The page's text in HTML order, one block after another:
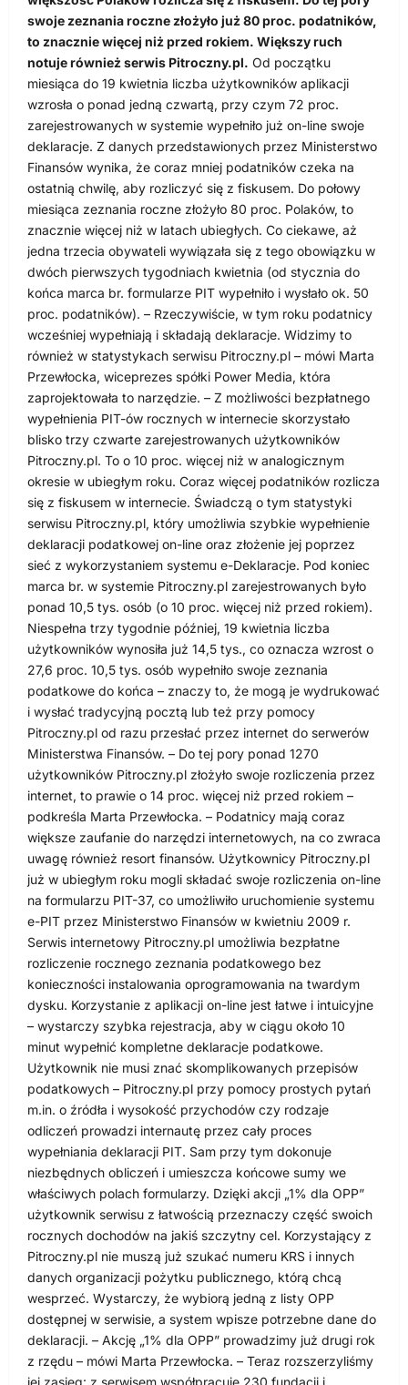
swoje zeznania roczne złożyło już 80 proc. podatników,
to znacznie więcej niż przed rokiem. Większy ruch
notuje również serwis Pitroczny.pl. Od początku
miesiąca do 19 kwietnia liczba użytkowników aplikacji
wzrosła o ponad jedną czwartą, przy czym 72 proc.
zarejestrowanych w systemie wypełniło już on-line swoje
deklaracje. Z danych przedstawionych przez Ministerstwo
Finansów wynika, że coraz mniej podatników czeka na
ostatnią chwilę, aby rozliczyć się z fiskusem. Do połowy
miesiąca zeznania roczne złożyło 80 proc. Polaków, to
znacznie więcej niż w latach ubiegłych. Co ciekawe, aż
jedna trzecia obywateli wywiązała się z tego obowiązku w
dwóch pierwszych tygodniach kwietnia (od stycznia do
końca marca br. formularze PIT wypełniło i wysłało ok. 50
proc. podatników). – Rzeczywiście, w tym roku podatnicy
wcześniej wypełniają i składają deklaracje. Widzimy to
również w statystykach serwisu Pitroczny.pl – mówi Marta
Przewłocka, wiceprezes spółki Power Media, która
zaprojektowała to narzędzie. – Z możliwości bezpłatnego
wypełnienia PIT-ów rocznych w internecie skorzystało
blisko trzy czwarte zarejestrowanych użytkowników
Pitroczny.pl. To o 10 proc. więcej niż w analogicznym
okresie w ubiegłym roku. Coraz więcej podatników rozlicza
się z fiskusem w internecie. Świadczą o tym statystyki
serwisu Pitroczny.pl, który umożliwia szybkie wypełnienie
deklaracji podatkowej on-line oraz złożenie jej poprzez
sieć z wykorzystaniem systemu e-Deklaracje. Pod koniec
marca br. w systemie Pitroczny.pl zarejestrowanych było
ponad 10,5 tys. osób (o 10 proc. więcej niż przed rokiem).
Niespełna trzy tygodnie później, 19 kwietnia liczba
użytkowników wynosiła już 14,5 tys., co oznacza wzrost o
27,6 proc. 10,5 tys. osób wypełniło swoje zeznania
podatkowe do końca – znaczy to, że mogą je wydrukować
i wysłać tradycyjną pocztą lub też przy pomocy
Pitroczny.pl od razu przesłać przez internet do serwerów
Ministerstwa Finansów. – Do tej pory ponad 1270
użytkowników Pitroczny.pl złożyło swoje rozliczenia przez
internet, to prawie o 14 proc. więcej niż przed rokiem –
podkreśla Marta Przewłocka. – Podatnicy mają coraz
większe zaufanie do narzędzi internetowych, na co zwraca
uwagę również resort finansów. Użytkownicy Pitroczny.pl
już w ubiegłym roku mogli składać swoje rozliczenia on-line
na formularzu PIT-37, co umożliwiło uruchomienie systemu
e-PIT przez Ministerstwo Finansów w kwietniu 2009 r.
Serwis internetowy Pitroczny.pl umożliwia bezpłatne
rozliczenie rocznego zeznania podatkowego bez
konieczności instalowania oprogramowania na twardym
dysku. Korzystanie z aplikacji on-line jest łatwe i intuicyjne
– wystarczy szybka rejestracja, aby w ciągu około 10
minut wypełnić kompletne deklaracje podatkowe.
Użytkownik nie musi znać skomplikowanych przepisów
podatkowych – Pitroczny.pl przy pomocy prostych pytań
m.in. o źródła i wysokość przychodów czy rodzaje
odliczeń prowadzi internautę przez cały proces
wypełniania deklaracji PIT. Sam przy tym dokonuje
niezbędnych obliczeń i umieszcza końcowe sumy we
właściwych polach formularzy. Dzięki akcji „1% dla OPP”
użytkownik serwisu z łatwością przeznaczy część swoich
rocznych dochodów na jakiś szczytny cel. Korzystający z
Pitroczny.pl nie muszą już szukać numeru KRS i innych
danych organizacji pożytku publicznego, którą chcą
wesprzeć. Wystarczy, że wybiorą jedną z listy OPP
dostępnej w serwisie, a system wpisze potrzebne dane do
deklaracji. – Akcję „1% dla OPP” prowadzimy już drugi rok
z rzędu – mówi Marta Przewłocka. – Teraz rozszerzyliśmy
jej zasięg: z serwisem współpracuje 230 fundacji i